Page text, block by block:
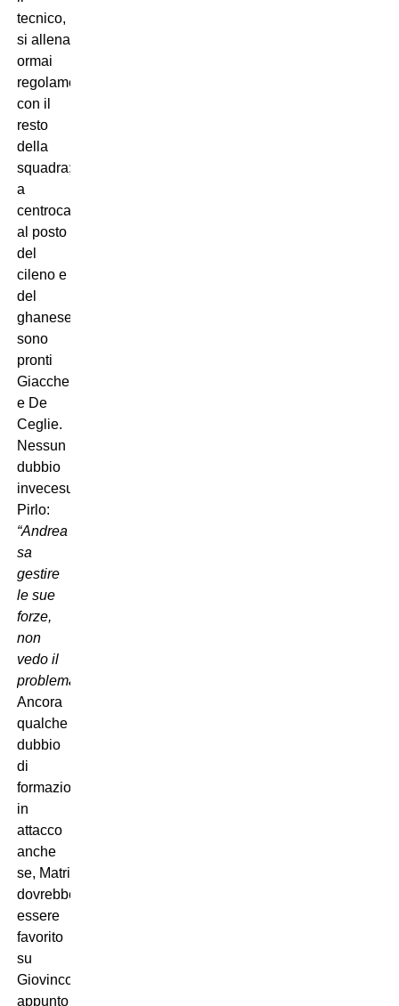
tecnico,
si allena
ormai
regolamente
con il
resto
della
squadra;
a
centrocampo
al posto
del
cileno e
del
ghanese
sono
pronti
Giaccherini
e De
Ceglie.
Nessun
dubbio
invecesu
Pirlo:
“Andrea
sa
gestire
le sue
forze,
non
vedo il
problema
Ancora
qualche
dubbio
di
formazione
in
attacco
anche
se, Matri
dovrebbe
essere
favorito
su
Giovinco;
appunto sulla